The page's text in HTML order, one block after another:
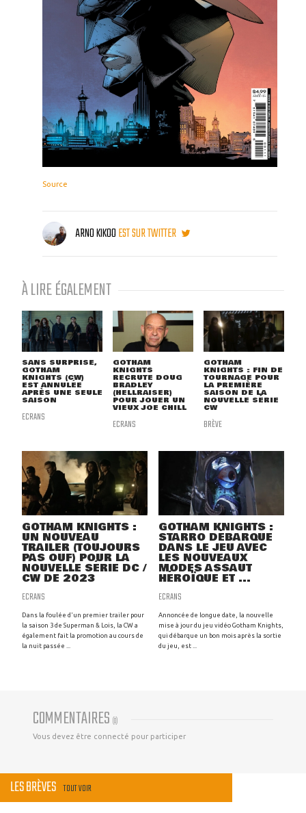
Source
ARNO KIKOOEST SUR TWITTER
À LIRE ÉGALEMENT
SANS SURPRISE,
GOTHAM
KNIGHTS (CW)
EST ANNULÉE
APRÈS UNE SEULE
SAISON
ECRANS
GOTHAM
KNIGHTS
RECRUTE DOUG
BRADLEY
(HELLRAISER)
POUR JOUER UN
VIEUX JOE CHILL
ECRANS
GOTHAM
KNIGHTS : FIN DE
TOURNAGE POUR
LA PREMIÈRE
SAISON DE LA
NOUVELLE SÉRIE
CW
BRÈVE
GOTHAM KNIGHTS :
UN NOUVEAU
TRAILER (TOUJOURS
PAS OUF) POUR LA
NOUVELLE SÉRIE DC /
CW DE 2023
ECRANS
Dans la foulée d'un premier trailer pour
la saison 3 de Superman & Lois, la CW a
également fait la promotion au cours de
la nuit passée ...
GOTHAM KNIGHTS :
STARRO DÉBARQUE
DANS LE JEU AVEC
LES NOUVEAUX
MODES ASSAUT
HÉROÏQUE ET ...
ECRANS
Annoncée de longue date, la nouvelle
mise à jour du jeu vidéo Gotham Knights,
qui débarque un bon mois après la sortie
du jeu, est ...
COMMENTAIRES (0)
Vous devez être connecté pour participer
LES BRÈVES TOUT VOIR